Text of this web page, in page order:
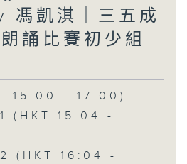
馮凱淇｜三五成
誦比賽初少組
15:00 - 17:00)
(HKT 15:04 -
(HKT 16:04 -